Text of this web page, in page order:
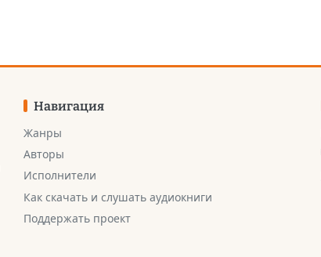
Навигация
Жанры
Авторы
Исполнители
Как скачать и слушать аудиокниги
Поддержать проект